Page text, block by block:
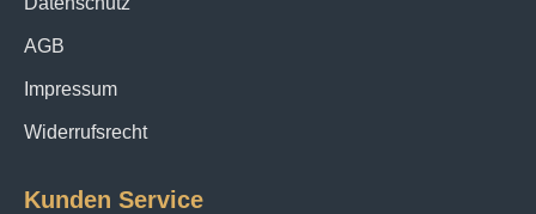
AGB
Impressum
Widerrufsrecht
Kunden Service